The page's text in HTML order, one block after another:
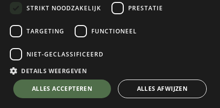
KBF
Bergbeklimmen Beginners
€
30,00
💬 Stel je vraag over dit product via WhatsApp
STRIKT NOODZAKELIJK
PRESTATIE
TARGETING FUNCTIONEEL
NIET-GECLASSIFICEERD
DETAILS WEERGEVEN
ALLES ACCEPTEREN ALLES AFWIJZEN